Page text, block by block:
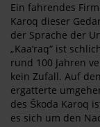
Ein fahrendes
Karoq dieser
der Sprache der
„Kaa‘raq“ ist
rund 100 Jahren
kein Zufall. Auf
ergatterte
des Škoda Karoq
es sich um den